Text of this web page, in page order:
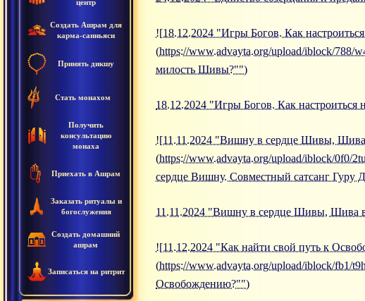
центр
Создать Ашрам для
карма-санньяси
Принять дикшу
Стать монахом
Получить
консультацию
монаха
Приехать в Ашрам
Заказать ритуалы и
богослужения
Создать домашний
ашрам
Записаться на ритрит
![18.12.2024 "Игры Богов. Как
(https://www.advayta.org/upload/iblock/788/
милость Шивы?"")
18.12.2024 "Игры Богов. Как
![11.11.2024 "Вишну в сердце Шивы,
(https://www.advayta.org/upload/iblock/0f0/
сердце Вишну. Совместный сатсанг
11.11.2024 "Вишну в сердце Шивы, Шива
![11.12.2024 "Как найти свой путь к
(https://www.advayta.org/upload/iblock/fb1/
Освобождению?"")